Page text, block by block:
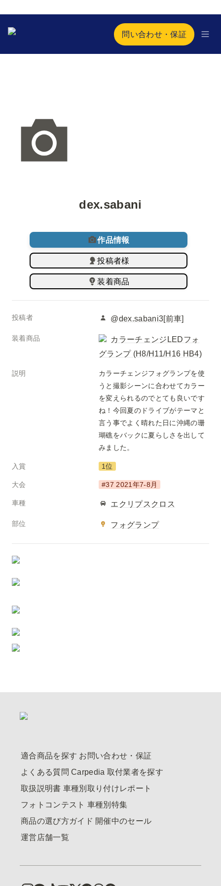
問い合わせ・保証
dex.sabani
作品情報
投稿者様
装着商品
投稿者 @dex.sabani3[前車]
装着商品
カラーチェンジLEDフォ
グランプ (H8/H11/H16 HB4)
説明
カラーチェンジフォグランプを使
うと撮影シーンに合わせてカラー
を変えられるのでとても良いです
ね！今回夏のドライブがテーマと
言う事でよく晴れた日に沖縄の珊
瑚礁をバックに夏らしさを出して
みました。
入賞 1位
大会 #37 2021年7-8月
車種 エクリプスクロス
部位 フォグランプ
適合商品を探す お問い合わせ・保証
よくある質問 Carpedia 取付業者を探す
取扱説明書 車種別取り付けレポート
フォトコンテスト 車種別特集
商品の選び方ガイド 開催中のセール
運営店舗一覧